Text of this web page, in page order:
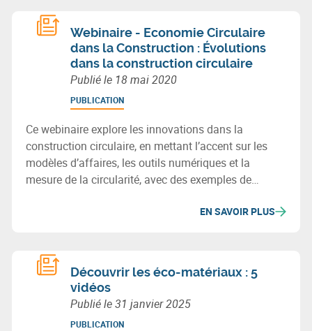
Webinaire - Economie Circulaire
dans la Construction : Évolutions
dans la construction circulaire
Publié le 18 mai 2020
PUBLICATION
Ce webinaire explore les innovations dans la
construction circulaire, en mettant l’accent sur les
modèles d’affaires, les outils numériques et la
mesure de la circularité, avec des exemples de
EN SAVOIR PLUS
Découvrir les éco-matériaux : 5
vidéos
Publié le31 janvier 2025
PUBLICATION